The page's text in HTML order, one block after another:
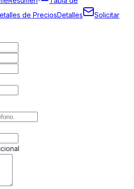
de PreciosDetalles
Solicitar